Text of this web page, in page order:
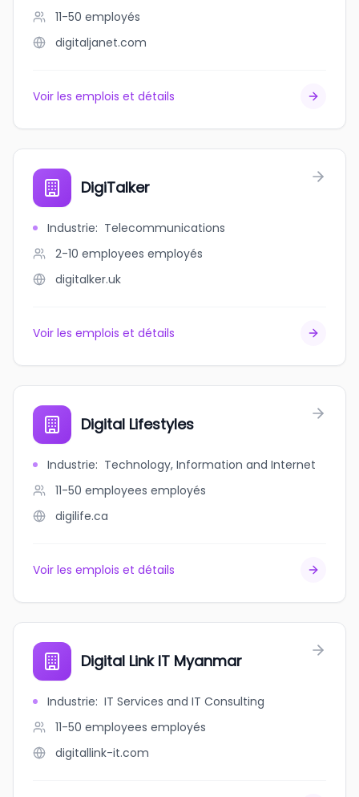
11-50 employés
digitaljanet.com
Voir les emplois et détails
DigiTalker
Industrie: Telecommunications
2-10 employees employés
digitalker.uk
Voir les emplois et détails
Digital Lifestyles
Industrie: Technology, Information and Internet
11-50 employees employés
digilife.ca
Voir les emplois et détails
Digital Link IT Myanmar
Industrie: IT Services and IT Consulting
11-50 employees employés
digitallink-it.com